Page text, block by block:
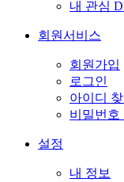
내 관심
회원서비스
회원가입
로그인
아이디 찾
비밀번호
설정
내 정보